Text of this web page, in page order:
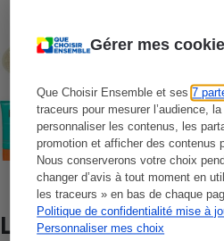
Gérer mes
Que Choisir Ensemble et ses7
traceurs pour mesurer l’audience,
personnaliser les contenus, les
promotion et afficher des contenus
Nous conserverons votre choix
changer d’avis à tout moment en
les traceurs » en bas de chaque
Politique de confidentialité mise à
Personnaliser mes choix
Crèmes solaires
COMMENT NOUS TESTONS
Crèmes solaires
Lire aussi